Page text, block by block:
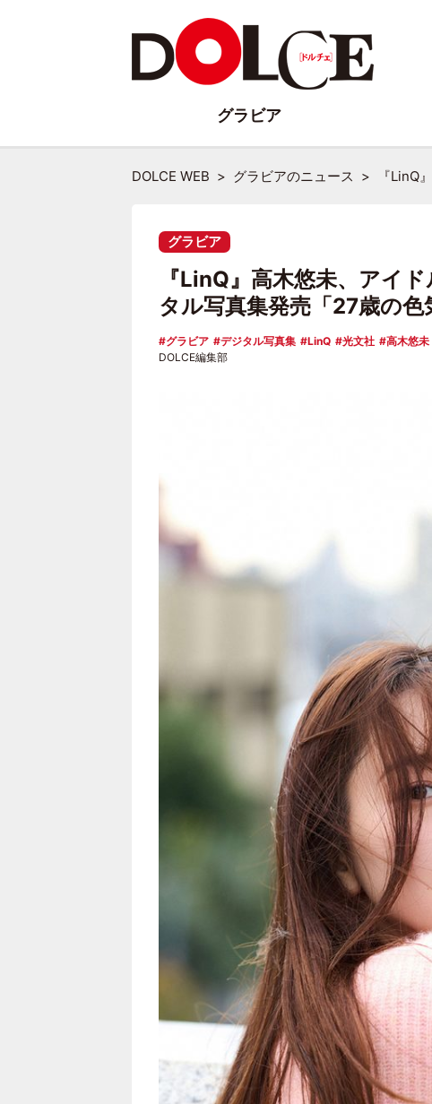
DOLCE WEB グラビアのニュース 『LinQ
グラビア
『LinQ』高木悠未、アイ
タル写真集発売「27歳の色
グラビア デジタル写真集 LinQ 光文社
高木悠未
DOLCE編集部
グラビア